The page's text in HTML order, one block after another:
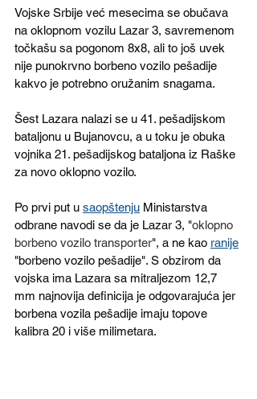
Vojske Srbije već mesecima se obučava
na oklopnom vozilu Lazar 3, savremenom
točkašu sa pogonom 8x8, ali to još uvek
nije punokrvno borbeno vozilo pešadije
kakvo je potrebno oružanim snagama.
Šest Lazara nalazi se u 41. pešadijskom
bataljonu u Bujanovcu, a u toku je obuka
vojnika 21. pešadijskog bataljona iz Raške
za novo oklopno vozilo.
Po prvi put u saopštenju Ministarstva
odbrane navodi se da je Lazar 3, "oklopno
borbeno vozilo transporter", a ne kao ranije
"borbeno vozilo pešadije". S obzirom da
vojska ima Lazara sa mitraljezom 12,7
mm najnovija definicija je odgovarajuća jer
borbena vozila pešadije imaju topove
kalibra 20 i više milimetara.